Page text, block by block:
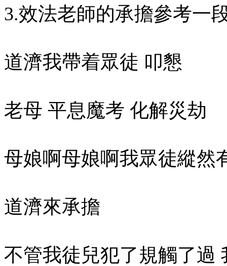
3.效法老師的承擔參考一
道濟我帶着眾徒 叩懇
老母 平息魔考 化解災劫
母娘啊母娘啊我眾徒縱然
道濟來承擔
不管我徒兒犯了規觸了過